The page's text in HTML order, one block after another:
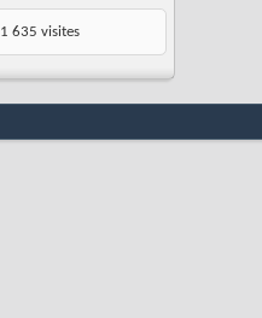
1 635 visites